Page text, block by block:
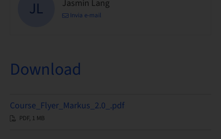
JL Jasmin Lang
Invia e-mail
Download
Course_Flyer_Markus_2.0_.pdf
PDF, 1 MB